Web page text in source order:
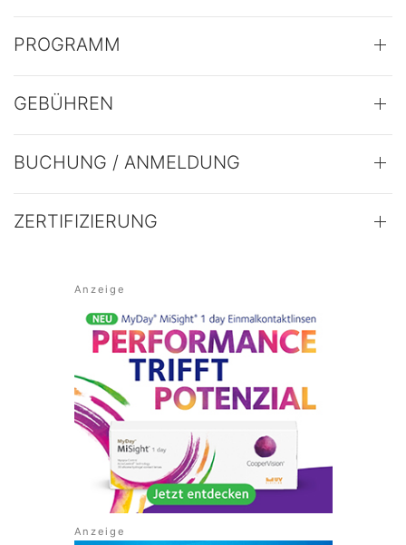
PROGRAMM
GEBÜHREN
BUCHUNG / ANMELDUNG
ZERTIFIZIERUNG